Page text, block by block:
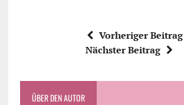
Vorheriger Beitrag
Nächster Beitrag
ÜBER DEN AUTOR